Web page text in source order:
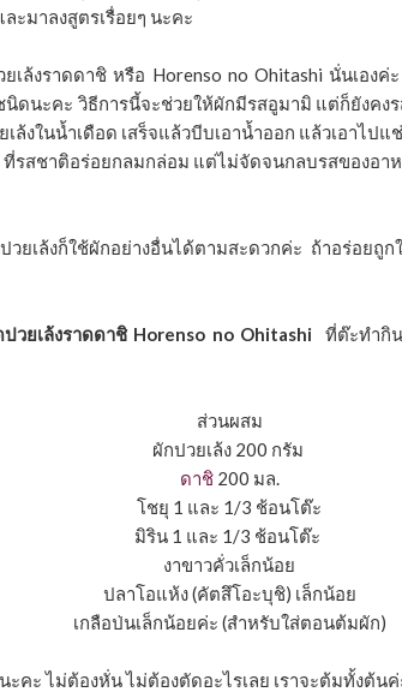
ะมาลงสูตรเรื่อยๆ นะคะ
เล้งราดดาชิ หรือ Horenso no Ohitashi นั่นเอง
นิดนะคะ วิธีการนี้จะช่วยให้ผักมีรสอูมามิ แต่ก็ยังคง
เล้งในนํ้าเดือด เสร็จแล้วบีบเอานํ้าออก แล้วเอาไป
ที่รสชาติอร่อยกลมกล่อม แต่ไม่จัดจนกลบรสของอา
ยเล้งก็ใช้ผักอย่างอื่นได้ตามสะดวกค่ะ ถ้าอร่อยถู
วยเล้งราดดาชิ Horenso no Ohitashi ที่ต๊ะทำกิ
ส่วนผสม
ผักปวยเล้ง 200 กรัม
ดาชิ200 มล.
โชยุ 1 และ 1/3 ช้อนโต๊ะ
มิริน 1 และ 1/3 ช้อนโต๊ะ
งาขาวคั่วเล็กน้อย
ปลาโอแห้ง (คัตสึโอะบุชิ) เล็กน้อย
เกลือป่นเล็กน้อยค่ะ (สำหรับใส่ตอนต้มผัก)
ะคะ ไม่ต้องหั่น ไม่ต้องตัดอะไรเลย เราจะต้มทั้งต้นค่